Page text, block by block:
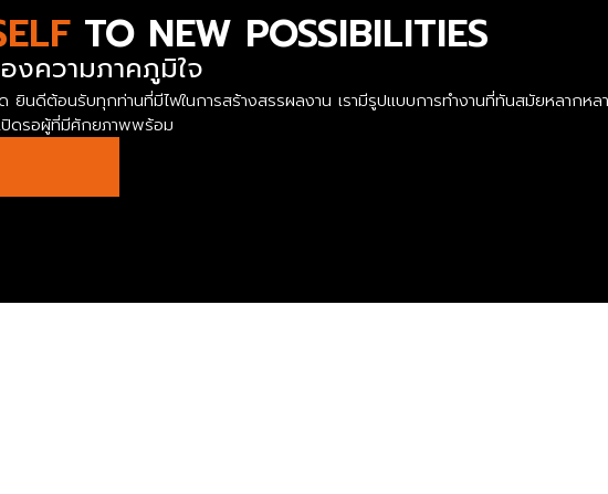
TO NEW POSSIBILITIES
งความภาคภูมิใจ
นดีต้อนรับทุกท่านที่มีไฟในการสร้างสรรผลงาน เรามีรูปแบบการทำงานที่ทันสมัยหลากห
ปิดรอผู้ที่มีศักยภาพพร้อม